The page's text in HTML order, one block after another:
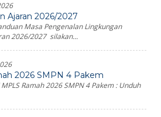
Ajaran 2026/2027
Masa Pengenalan Lingkungan
2026/2027 silakan...
2026 SMPN 4 Pakem
Ramah 2026 SMPN 4 Pakem : Unduh